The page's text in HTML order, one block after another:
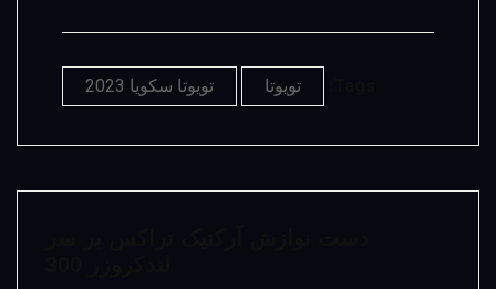
تویوتا تویوتا سکویا 2023